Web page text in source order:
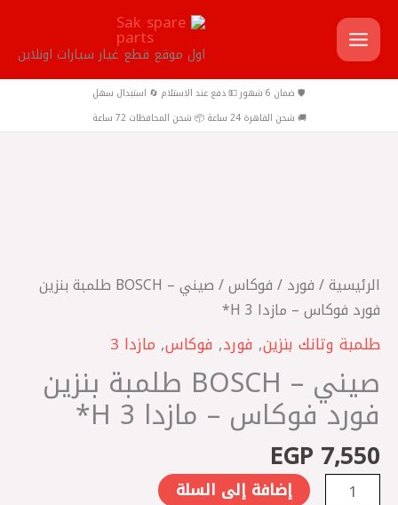
تخطي
إلى
المحتوى
اول موقع قطع غيار سيارات اونلاين
🛡️ ضمان 6 شهور 💵 دفع عند الاستلام 🔄 استبدال سهل
🚚 شحن القاهرة 24 ساعة 📦 شحن المحافظات 72 ساعة
الرئيسية/ فورد / فوكاس
/ صيني – BOSCH طلمبة بنزين
فورد فوكاس – مازدا 3 H*
طلمبة وتانك بنزين, فورد, فوكاس, مازدا 3
صيني – BOSCH طلمبة بنزين
فورد فوكاس – مازدا 3 H*
EGP 7,550
BOSCH
طلمبة
فورد
فوكاس
-
مازدا
3
H*
إضافة إلى السلة